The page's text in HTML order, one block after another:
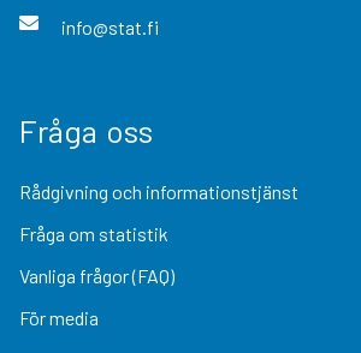
info@stat.fi
Fråga oss
Rådgivning och informationstjänst
Fråga om statistik
Vanliga frågor (FAQ)
För media